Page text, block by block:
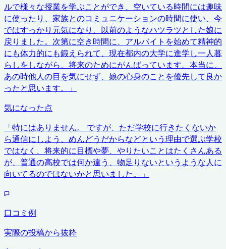
ルで様々な授業を学ぶことができ、空いている時間には趣味
に使ったり、家族とのコミュニケーションの時間に使い、今
ではすっかり元気になり、以前のようなハツラツとした娘に
戻りました。次第に空き時間に、アルバイトを始めて精神的
にも体力的にも鍛えられて、現在都内の大学に進学し一人暮
らしをしながら、将来のためにがんばっています。本当に、
あの時他人の目を気にせず、娘の心身のことを優先して良か
ったと思います。
」
気になった点
「特にはありません。 ですが、ただ学校に行きたくないか
ら通信にしよう、めんどうだからなどという理由で選ぶ学校
ではなく、将来的に目標や夢、やりたいことはたくさんある
が、普通の高校では何か違う、物足りないというような人に
向いてるのではないかと思いました。
」
口コミ例
実際の投稿から抜粋